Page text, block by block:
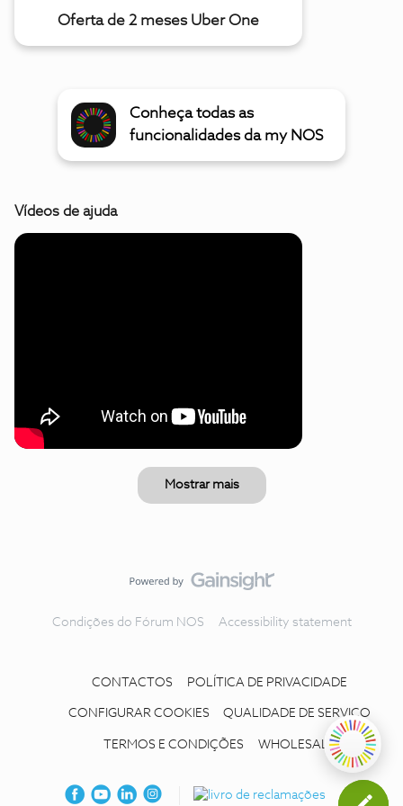
Oferta de 2 meses Uber One
Conheça todas as
funcionalidades da my NOS
Vídeos de ajuda
Mostrar mais
Condições do Fórum NOS Accessibility statement
CONTACTOS POLÍTICA DE PRIVACIDADE
CONFIGURAR COOKIES QUALIDADE DE SERVIÇO
TERMOS E CONDIÇÕES WHOLESALE